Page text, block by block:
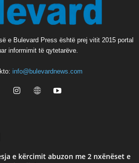
e Bulevard Press është prej vitit 2015 portal
informimit të qytetarëve.
info@bulevardnews.com
e kërcimit abuzon me 2 nxënëset e